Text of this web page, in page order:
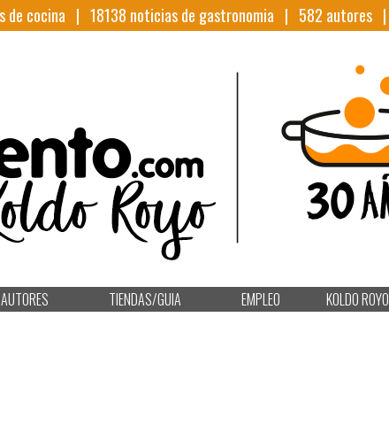
de cocina | 18138 noticias de gastronomia | 582 autores |
AUTORES TIENDAS/GUIA EMPLEO KOLDO ROYO